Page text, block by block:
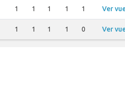
1 1 1 1 1 Ver
1 1 1 1 0 Ver